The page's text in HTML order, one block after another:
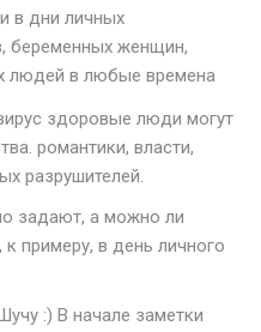
в дни личных
беременных женщин,
людей в любые времена
здоровые люди могут
романтики, власти,
разрушителей.
задают, а можно ли
примеру, в день личного
:) В начале заметки